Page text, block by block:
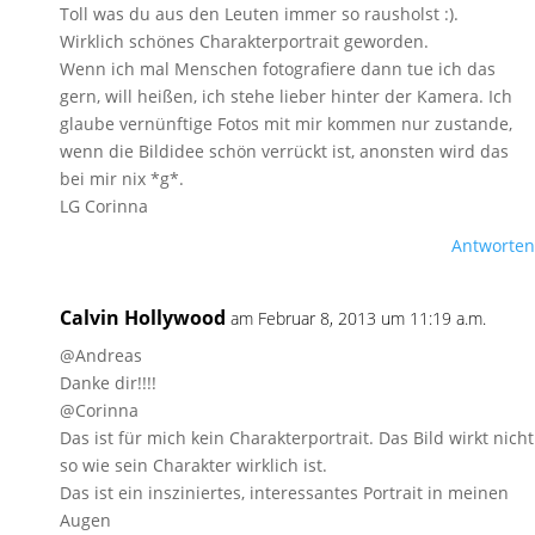
Toll was du aus den Leuten immer so rausholst :).
Wirklich schönes Charakterportrait geworden.
Wenn ich mal Menschen fotografiere dann tue ich das
gern, will heißen, ich stehe lieber hinter der Kamera. Ich
glaube vernünftige Fotos mit mir kommen nur zustande,
wenn die Bildidee schön verrückt ist, anonsten wird das
bei mir nix *g*.
LG Corinna
Antworten
Calvin Hollywood am Februar 8, 2013 um 11:19 a.m.
@Andreas
Danke dir!!!!
@Corinna
Das ist für mich kein Charakterportrait. Das Bild wirkt nicht
so wie sein Charakter wirklich ist.
Das ist ein insziniertes, interessantes Portrait in meinen
Augen